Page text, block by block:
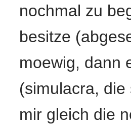
nochmal zu
besitze
moewig, dann
(simulacra,
mir gleich die